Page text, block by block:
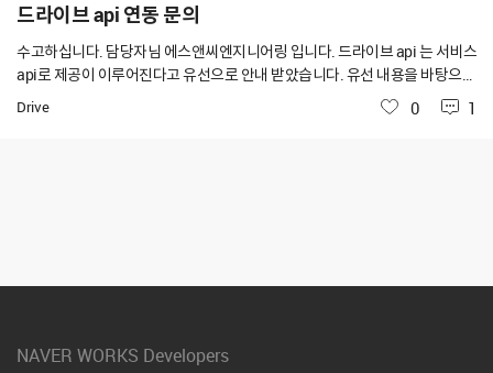
드라이브 api 연동 문의
수고하십니다. 담당자님 에스앤씨엔지니어링 입니다. 드라이브 api 는 서비스
api로 제공이 이루어진다고 유선으로 안내 받았습니다. 유선 내용을 바탕으로
보면 직원들이 아이디로 로그인을 해야하는 방식으로 진행이 이루어지는 것
으로 사료됩니다. 기존 드라이브 사용 시 폴더별로 개별 권한을 주고 경영폴더
Drive 좋아요
0 1
NAVER WORKS Developers